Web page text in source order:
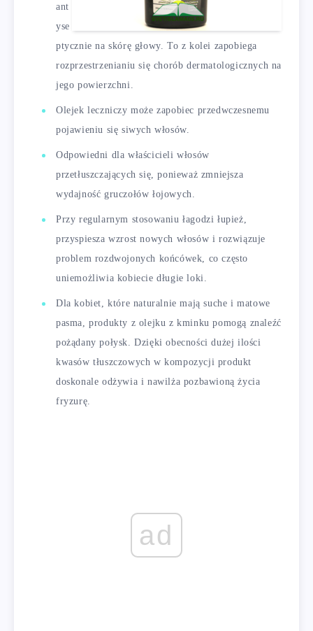
ant
yse
ptycznie na skórę głowy. To z kolei zapobiega
rozprzestrzenianiu się chorób dermatologicznych na
jego powierzchni.
Olejek leczniczy może zapobiec przedwczesnemu
pojawieniu się siwych włosów.
Odpowiedni dla właścicieli włosów
przetłuszczających się, ponieważ zmniejsza
wydajność gruczołów łojowych.
Przy regularnym stosowaniu łagodzi łupież,
przyspiesza wzrost nowych włosów i rozwiązuje
problem rozdwojonych końcówek, co często
uniemożliwia kobiecie długie loki.
Dla kobiet, które naturalnie mają suche i matowe
pasma, produkty z olejku z kminku pomogą znaleźć
pożądany połysk. Dzięki obecności dużej ilości
kwasów tłuszczowych w kompozycji produkt
doskonale odżywia i nawilża pozbawioną życia
fryzurę.
ad